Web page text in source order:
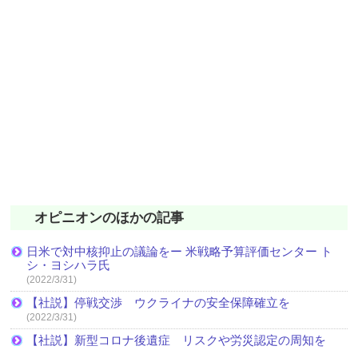
オピニオンのほかの記事
日米で対中核抑止の議論をー 米戦略予算評価センター ト
シ・ヨシハラ氏
(2022/3/31)
【社説】停戦交渉 ウクライナの安全保障確立を
(2022/3/31)
【社説】新型コロナ後遺症 リスクや労災認定の周知を